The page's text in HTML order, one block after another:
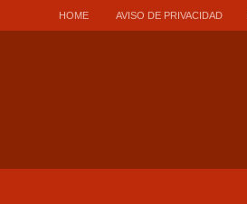
HOME AVISO DE PRIVACIDAD